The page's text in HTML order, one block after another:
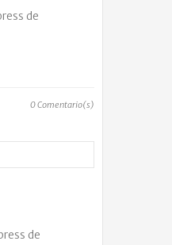
de
0Comentario(s)
de